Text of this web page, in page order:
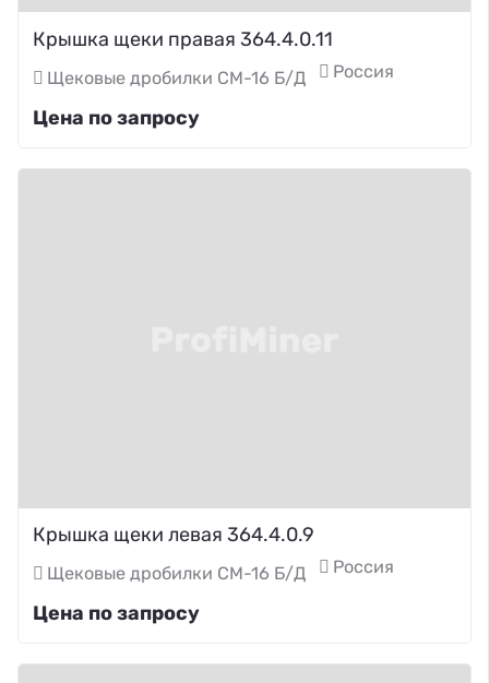
Крышка щеки правая 364.4.0.11
Щековые дробилки СМ-16 Б/Д Россия
Цена по запросу
Крышка щеки левая 364.4.0.9
Щековые дробилки СМ-16 Б/Д Россия
Цена по запросу